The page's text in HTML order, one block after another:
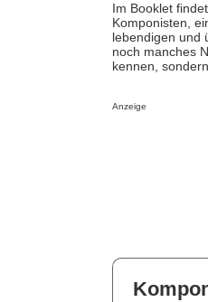
Im Booklet
Komponisten,
lebendigen und
noch manches
kennen,
Anzeige